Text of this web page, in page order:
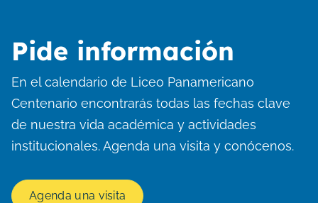
Pide información
En el calendario de Liceo Panamericano
Centenario encontrarás todas las fechas clave
de nuestra vida académica y actividades
institucionales. Agenda una visita y conócenos.
Agenda una visita